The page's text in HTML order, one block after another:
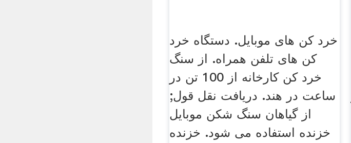
خرد کن های موبایل. دستگاه خرد
کن های تلفن همراه. از سنگ
خرد کن کارخانه از 100 تن در
ساعت در هند. دریافت نقل قول;
از گیاهان سنگ شکن موبایل
خزنده استفاده می شود. خزنده